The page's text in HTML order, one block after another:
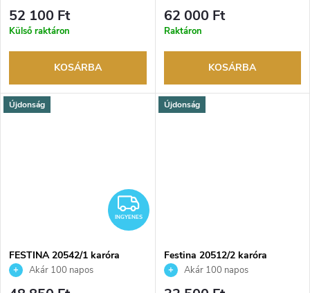
visszaküldési lehetőség. Hivatalos
márkakereskedő.
52 100 Ft
Külső raktáron
KOSÁRBA
visszaküldési lehetőség. Hivatalos
márkakereskedő.
62 000 Ft
Raktáron
KOSÁRBA
Újdonság
INGYENES
INGYENES
FESTINA 20542/1 karóra
Akár 100 napos
Újdonság
Festina 20512/2 karóra
Akár 100 napos